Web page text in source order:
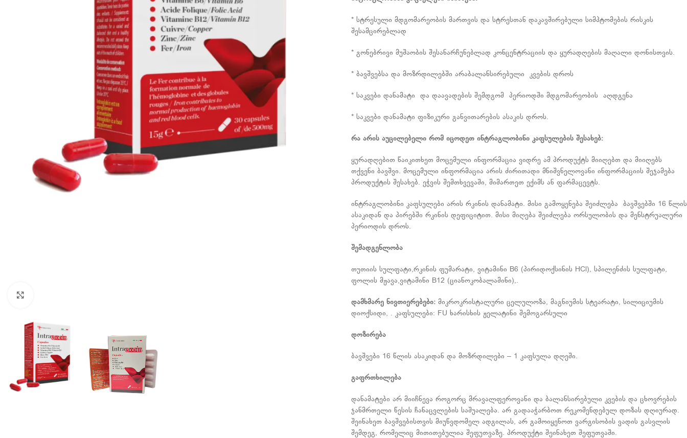
* სტრესული მდგომარეობის მართვის და სტრესთან დაკავშირებული სიმპტომების რისკის
შესამცირებლად
* გონებრივი მუშაობის შესანარჩუნებლად კონცენტრაციის და ყურადღების მაღალი დონისთვის.
* ბავშვებსა და მოზრდილებში არაბალანსირებული კვების დროს
* საკვები დანამატი და დაავადების შემდგომ პერიოდში მდგომარეობის აღდგენა
* საკვები დანამატი ფიზიკური განვითარების ასაკის დროს.
რა არის აუცილებელი რომ იცოდეთ ინტრაგლობინი კაფსულების შესახებ:
ყურადღებით წაიკითხეთ მოცემული ინფორმაცია ვიდრე ამ პროდუქტს მიიღებთ და მიიღებს
თქვენი ბავშვი. მოცემული ინფორმაცია არის ძირითადი მნიშვნელოვანი ინფორმაციის შეჯამება
პროდუქტის შესახებ. ეჭვის შემთხვევაში, მიმართეთ ექიმს ან ფარმაცევტს.
ინტრაგლობინი კაფსულები არის რკინის დანამატი. მისი გამოყენება შეიძლება ბავშვებში 16 წლის
ასაკიდან და პირებში რკინის დეფიციტით. მისი მიღება შეიძლება ორსულობის და მენსტრუალური
პერიოდის დროს.
შემადგენლობა
თუთიის სულფატი,რკინის ფუმარატი, ვიტამინი B6 (პირიდოქსინის HCl), სპილენძის სულფატი,
ფოლის მჟავა,ვიტამინი B12 (ციანოკობალამინი),.
დამხმარე ნივთიერებები: მიკროკრისტალური ცელულოზა, მაგნიუმის სტეარატი, სილიციუმის
დიოქსიდი, . კაფსულები: FU ხარისხის ჟელატინი შემოგარსული
დოზირება
ბავშვები 16 წლის ასაკიდან და მოზრდილები – 1 კაფსულა დღეში.
გაფრთხილება
დანამატები არ მიიჩნევა როგორც მრავალფეროვანი და ბალანსირებული კვების და ცხოვრების
ჯანმრთელი წესის ჩანაცვლების საშუალება. არ გადააჭარბოთ რეკომენდებულ დოზას დღიურად.
შეინახეთ ბავშვებისთვის მიუწვდომელ ადგილას, არ გამოიყენოთ ვარგისობის ვადის გასვლის
შემდეგ, რომელიც მითითებულია შეფუთვაზე. პროდუქტი შეინახეთ შეფუთვაში.